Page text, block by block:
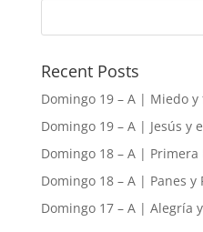
Recent Posts
Domingo 19 – A | Miedo y
Domingo 19 – A | Jesús y
Domingo 18 – A | Primera
Domingo 18 – A | Panes y
Domingo 17 – A | Alegría